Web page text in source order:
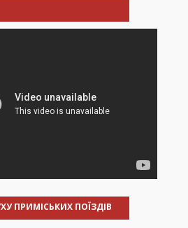
ПРИМІСЬКИХ ПОЇЗДІВ